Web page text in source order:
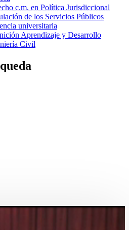
c.m. en Política Jurisdiccional
de los Servicios Públicos
universitaria
Aprendizaje y Desarrollo
Civil